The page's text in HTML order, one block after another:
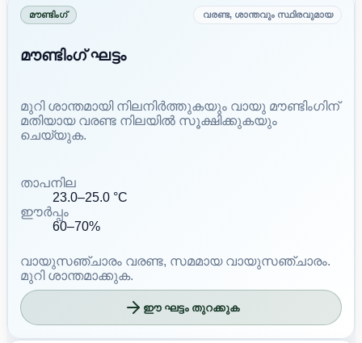
മൗണ്ടിംഗ് വരണ്ട, ശാന്തവും സ്ഥിരവുമായ
മൗണ്ടിംഗ് ഘട്ടം
മുറി ശാന്തമായി നിലനിർത്തുകയും വായു മൗണ്ടിംഗിന്
മതിയായ വരണ്ട നിലയിൽ സൂക്ഷിക്കുകയും
ചെയ്യുക.
താപനില
23.0–25.0 °C
ഈർപ്പം
60–70%
വായുസഞ്ചാരം വരണ്ട, സമമായ വായുസഞ്ചാരം.
മുറി ശാന്തമാക്കുക.
ഈ ഘട്ടം തുറക്കുക